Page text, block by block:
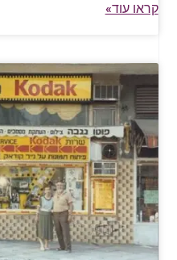
קראו עוד»